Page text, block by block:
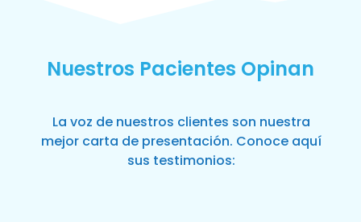
Nuestros Pacientes Opinan
La voz de nuestros clientes son nuestra
mejor carta de presentación. Conoce aquí
sus testimonios: